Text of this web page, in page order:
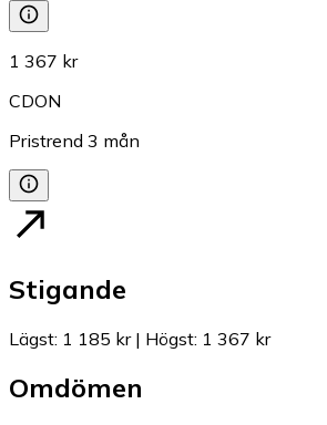
1 367 kr
CDON
Pristrend 3 mån
Stigande
Lägst: 1 185 kr| Högst: 1 367 kr
Omdömen